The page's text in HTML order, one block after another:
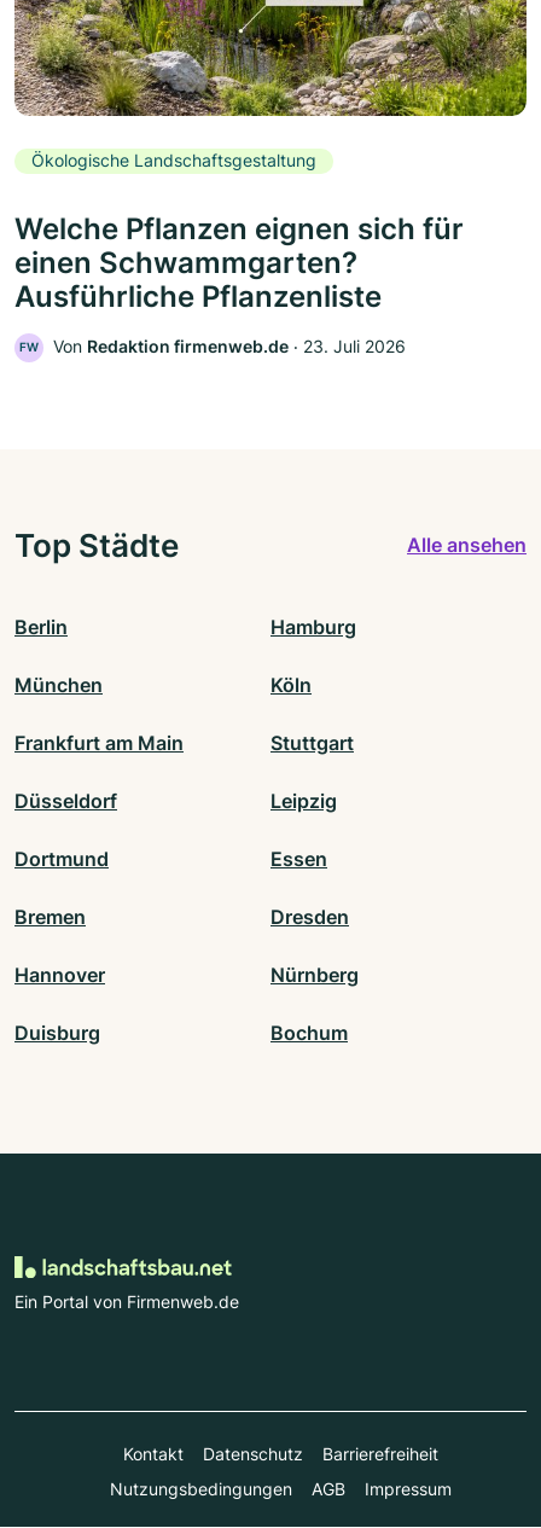
Ökologische Landschaftsgestaltung
Welche Pflanzen eignen sich für
einen Schwammgarten?
Ausführliche Pflanzenliste
FW Von Redaktion firmenweb.de ‧ 23. Juli 2026
Top Städte Alle ansehen
Berlin Hamburg
München Köln
Frankfurt am Main Stuttgart
Düsseldorf Leipzig
Dortmund Essen
Bremen Dresden
Hannover Nürnberg
Duisburg Bochum
Ein Portal von Firmenweb.de
Kontakt Datenschutz
Barrierefreiheit
Nutzungsbedingungen
AGB Impressum